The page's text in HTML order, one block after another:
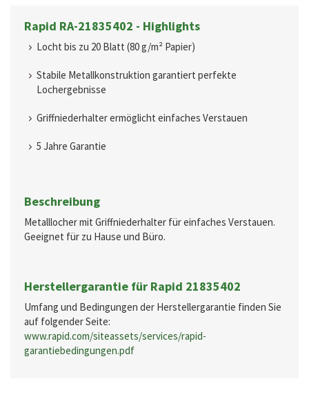
Rapid RA-21835402 - Highlights
Locht bis zu 20 Blatt (80 g/m² Papier)
Stabile Metallkonstruktion garantiert perfekte
Lochergebnisse
Griffniederhalter ermöglicht einfaches Verstauen
5 Jahre Garantie
Beschreibung
Metalllocher mit Griffniederhalter für einfaches Verstauen.
Geeignet für zu Hause und Büro.
Herstellergarantie für Rapid 21835402
Umfang und Bedingungen der Herstellergarantie finden Sie
auf folgender Seite:
www.rapid.com/siteassets/services/rapid-
garantiebedingungen.pdf